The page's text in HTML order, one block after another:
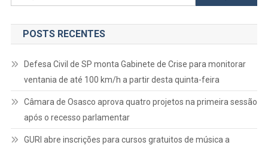
por:
POSTS RECENTES
Defesa Civil de SP monta Gabinete de Crise para monitorar
ventania de até 100 km/h a partir desta quinta-feira
Câmara de Osasco aprova quatro projetos na primeira sessão
após o recesso parlamentar
GURI abre inscrições para cursos gratuitos de música a